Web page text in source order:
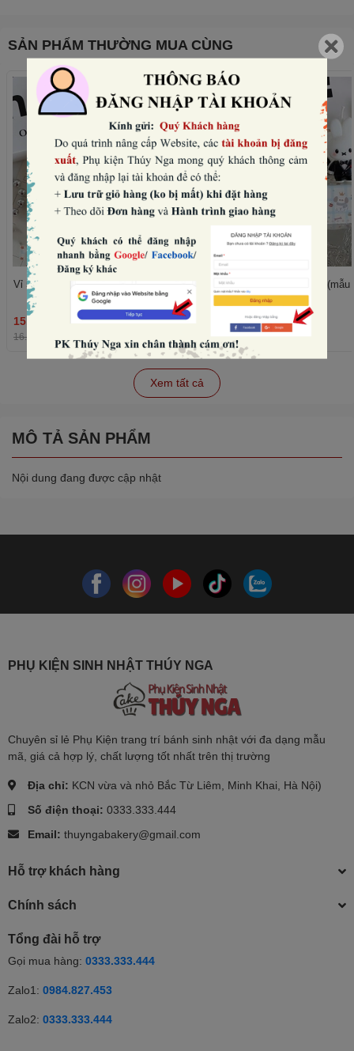
SẢN PHẨM THƯỜNG MUA CÙNG
Vỉ 5 nến thỏ -VÁY đen (mẫu nữ).
15.360₫
16.000₫
Vỉ 5 nến thỏ -vest đen (mẫu
15.360₫
Xem tất cả
MÔ TẢ SẢN PHẨM
Nội dung đang được cập nhật
PHỤ KIỆN SINH NHẬT THÚY NGA
Chuyên sỉ lẻ Phụ Kiện trang trí bánh sinh nhật với đa dạng mẫu
mã, giá cả hợp lý, chất lượng tốt nhất trên thị trường
Địa chỉ: KCN vừa và nhỏ Bắc Từ Liêm, Minh Khai, Hà Nội)
Số điện thoại: 0333.333.444
Email: thuyngabakery@gmail.com
Hỗ trợ khách hàng
Chính sách
Tổng đài hỗ trợ
Gọi mua hàng: 0333.333.444
Zalo1: 0984.827.453
Zalo2: 0333.333.444